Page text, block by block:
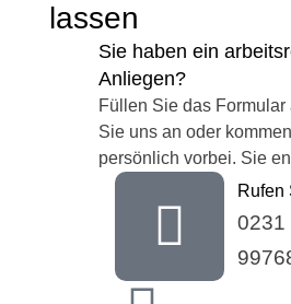
lassen
Sie haben ein
Anliegen?
Füllen Sie das Formular
Sie uns an oder
persönlich vorbei. Sie
Rufen
0231